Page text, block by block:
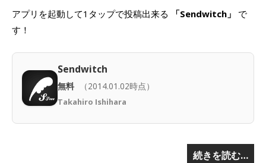
アプリを起動して1タップで投稿出来る 「Sendwitch」
で
す！
Sendwitch
無料 （2014.01.02時点）
Takahiro Ishihara
続きを読む…